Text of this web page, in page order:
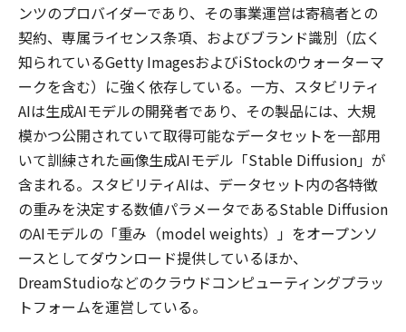
ンツのプロバイダーであり、その事業運営は寄稿者との
契約、専属ライセンス条項、およびブランド識別（広く
知られているGetty ImagesおよびiStockのウォーターマ
ークを含む）に強く依存している。一方、スタビリティ
AIは生成AIモデルの開発者であり、その製品には、大規
模かつ公開されていて取得可能なデータセットを一部用
いて訓練された画像生成AIモデル「Stable Diffusion」が
含まれる。スタビリティAIは、データセット内の各特徴
の重みを決定する数値パラメータであるStable Diffusion
のAIモデルの「重み（model weights）」をオープンソ
ースとしてダウンロード提供しているほか、
DreamStudioなどのクラウドコンピューティングプラッ
トフォームを運営している。